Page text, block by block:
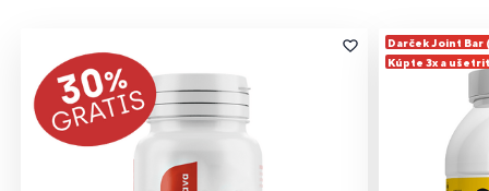
Darček Joint Bar
Kúpte 3x a